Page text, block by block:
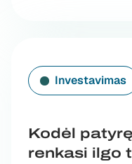
Investavimas
Kodėl
renkasi ilgo